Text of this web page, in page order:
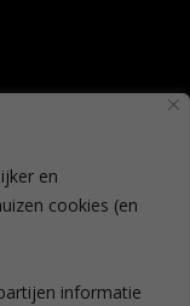
en
cookies (en
informatie